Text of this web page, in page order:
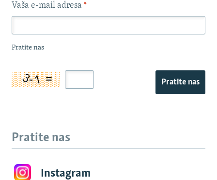
Vaša e-mail adresa *
Pratite nas
Pratite nas
Pratite nas
Instagram